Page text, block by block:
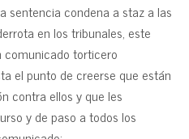
sentencia condena a staz a las
en los tribunales, este
comunicado torticero
el punto de creerse que están
contra ellos y que les
y de paso a todos los